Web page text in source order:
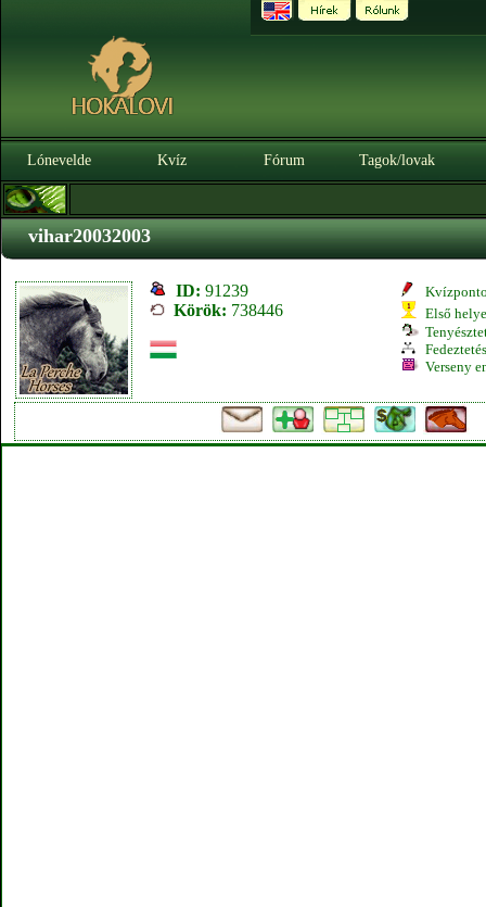
Lónevelde Kvíz Fórum Tagok/lovak
vihar20032003
ID: 91239
Körök: 738446
Első
Verseny